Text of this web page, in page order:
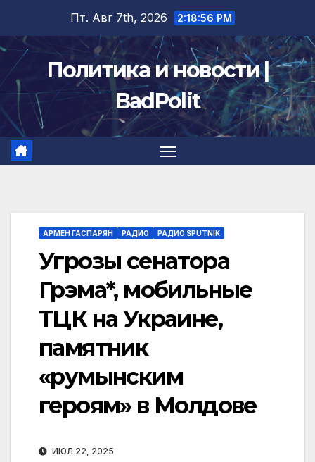
содержимому
Пт. Авг 7th, 2026 2:18:56 PM
Политика и новости |
BadPolit
АРМЕН ГАСПАРЯН РАДИО РАДИО SPUTNIK
Угрозы сенатора
Грэма*, мобильные
ТЦК на Украине,
памятник
«румынским
героям» в Молдове
ИЮЛ 22, 2025